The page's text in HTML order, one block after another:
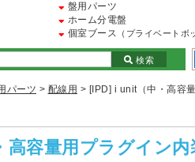
盤用パーツ
ホーム分電盤
個室ブース （プライベートボ
検索
パーツ > 配線用 > [IPD] i unit（中・高容
容量用プラグイン